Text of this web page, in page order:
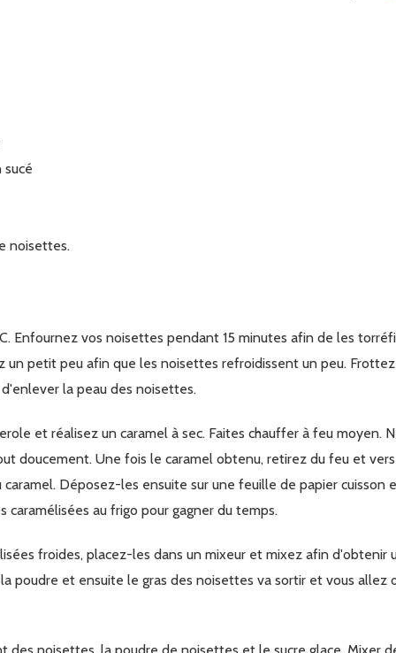
sucé
noisettes.
un petit peu afin que les noisettes refroidissent un peu.
la peau des noisettes.
doucement. Une fois le caramel obtenu, retirez du feu et
Déposez-les ensuite sur une feuille de papier cuisson
caramélisées au frigo pour gagner du temps.
poudre et ensuite le gras des noisettes va sortir et vous allez